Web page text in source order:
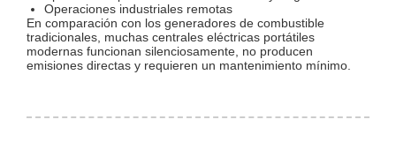
Operaciones industriales remotas
En comparación con los generadores de combustible
tradicionales, muchas centrales eléctricas portátiles
modernas funcionan silenciosamente, no producen
emisiones directas y requieren un mantenimiento mínimo.